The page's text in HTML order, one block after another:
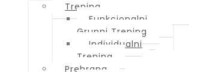
Grupni Trening
Individualni
Trening
Prehrana
Trening
Funkcionalni
Grupni Trening
Individualni
Trening
Prehrana